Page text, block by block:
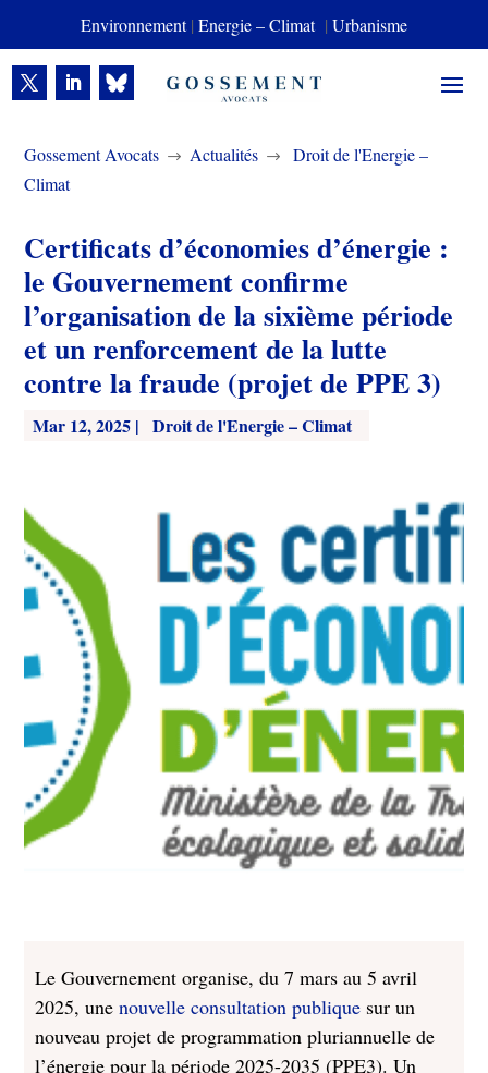
Environnement| Energie – Climat | Urbanisme
Gossement Avocats $ Actualités $
Droit de l'Energie –
Climat
Certificats d’économies d’énergie :
le Gouvernement confirme
l’organisation de la sixième période
et un renforcement de la lutte
contre la fraude (projet de PPE 3)
Mar 12, 2025 | Droit de l'Energie – Climat
Le Gouvernement organise, du 7 mars au 5 avril
2025, unenouvelle consultation publique sur un
nouveau projet de programmation pluriannuelle de
l’énergie pour la période 2025-2035 (PPE3). Un